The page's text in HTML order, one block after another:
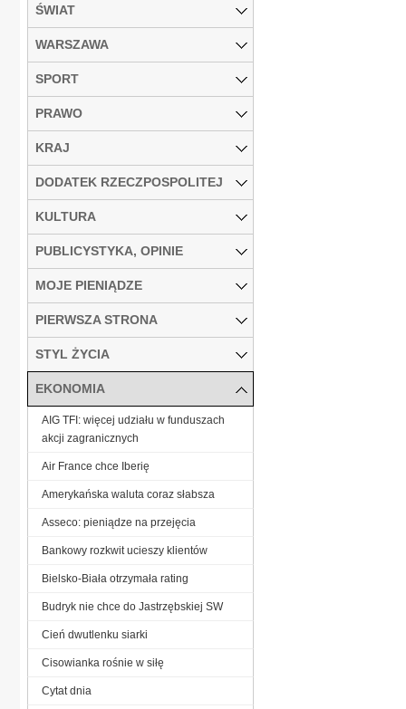
ŚWIAT
WARSZAWA
SPORT
PRAWO
KRAJ
DODATEK RZECZPOSPOLITEJ
KULTURA
PUBLICYSTYKA, OPINIE
MOJE PIENIĄDZE
PIERWSZA STRONA
STYL ŻYCIA
EKONOMIA
AIG TFI: więcej udziału w funduszach
akcji zagranicznych
Air France chce Iberię
Amerykańska waluta coraz słabsza
Asseco: pieniądze na przejęcia
Bankowy rozkwit ucieszy klientów
Bielsko-Biała otrzymała rating
Budryk nie chce do Jastrzębskiej SW
Cień dwutlenku siarki
Cisowianka rośnie w siłę
Cytat dnia